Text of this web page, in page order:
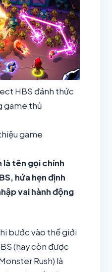
HBS đánh thức
game thủ
game
là tên gọi chính
hứa hẹn định
vai hành động
bước vào thế giới
(hay còn được
Rush) là